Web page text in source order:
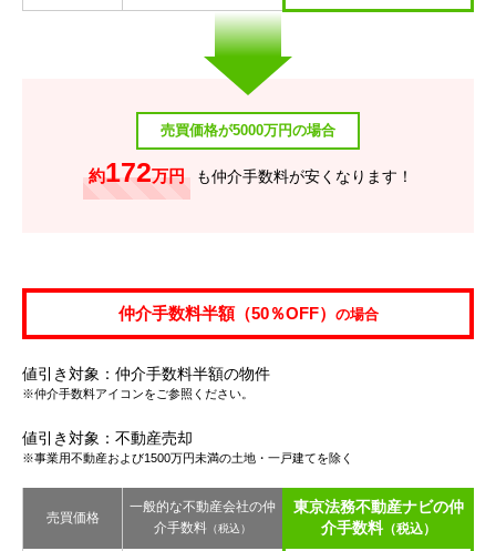
売買価格が5000万円の場合
約172万円 も仲介手数料が安くなります！
仲介手数料半額（50％OFF） の場合
値引き対象：仲介手数料半額の物件
※仲介手数料アイコンをご参照ください。
値引き対象：不動産売却
※事業用不動産および1500万円未満の土地・一戸建てを除く
売買価格
一般的な不動産会社の仲
介手数料 （税込）
東京法務不動産ナビの仲
介手数料（税込）